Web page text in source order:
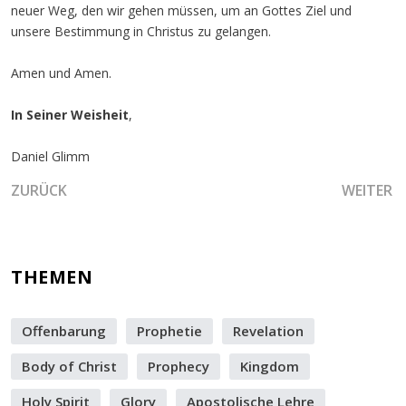
neuer Weg, den wir gehen müssen, um an Gottes Ziel und
unsere Bestimmung in Christus zu gelangen.
Amen und Amen.
In Seiner Weisheit,
Daniel Glimm
VORHERIGER BEITRAG: DER AUFRUF GOTTES ZUM
ZURÜCK WEITER
THEMEN
Offenbarung Prophetie
Revelation
Body of Christ
Prophecy
Kingdom
Holy Spirit
Glory Apostolische Lehre